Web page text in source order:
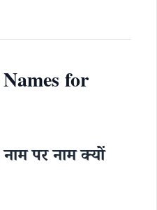
for
पर नाम क्यों